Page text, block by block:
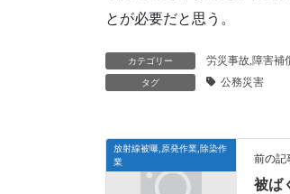
とが必要だと思う。
カテゴリー 労災事故,障害補
タグ 公務災害
放射線被曝,原発作業,除染作
業
前の記
被ば